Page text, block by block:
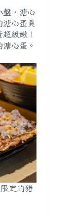
盤 ，溏心
溏心蛋真
級嫩！
心蛋。
定的豬